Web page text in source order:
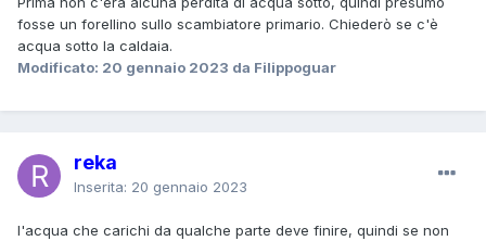
fosse un forellino sullo scambiatore primario. Chiederò se c'è
acqua sotto la caldaia.
Modificato: 20 gennaio 2023 da Filippoguar
reka
Inserita: 20 gennaio 2023
l'acqua che carichi da qualche parte deve finire, quindi se non